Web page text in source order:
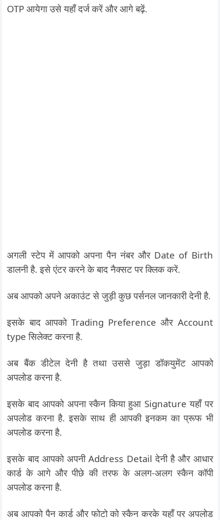
OTP आयेगा उसे यहाँ दर्ज करें और आगे बढ़ें.
अगली स्टेप में आपको अपना पैन नंबर और Date of Birth
डालनी है. इसे एंटर करने के बाद नैक्सट पर क्लिक करें.
अब आपको अपने अकाउंट से जुड़ी कुछ पर्सनल जानकारी देनी है.
इसके बाद आपको Trading Preference और Account
type सिलेक्ट करना है.
अब बैंक डीटेल देनी है तथा उससे जुड़ा डॉकयुमेंट आपको
अपलोड करना है.
इसके बाद आपको अपना स्कैन किया हुआ Signature यहाँ पर
अपलोड करना है. इसके साथ ही आपकी इनकम का प्रूफ भी
अपलोड करना है.
इसके बाद आपको अपनी Address Detail देनी है और आधार
कार्ड के आगे और पीछे की तरफ के अलग-अलग स्कैन कॉपी
अपलोड करना है.
अब आपको पैन कार्ड और फोटो को स्कैन करके यहाँ पर अपलोड